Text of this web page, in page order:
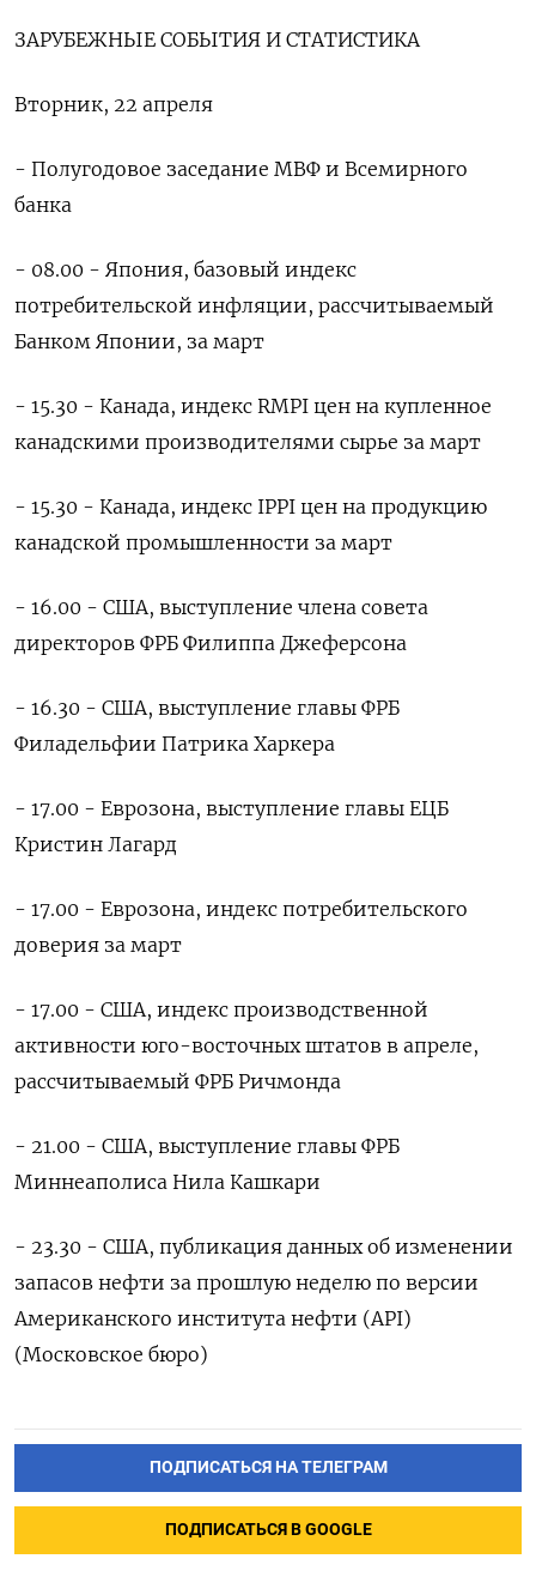
ЗАРУБЕЖНЫЕ СОБЫТИЯ И СТАТИСТИКА
Вторник, 22 апреля
- Полугодовое заседание МВФ и Всемирного
банка
- 08.00 - Япония, базовый индекс
потребительской инфляции, рассчитываемый
Банком Японии, за март
- 15.30 - Канада, индекс RMPI цен на купленное
канадскими производителями сырье за март
- 15.30 - Канада, индекс IPPI цен на продукцию
канадской промышленности за март
- 16.00 - США, выступление члена совета
директоров ФРБ Филиппа Джеферсона
- 16.30 - США, выступление главы ФРБ
Филадельфии Патрика Харкера
- 17.00 - Еврозона, выступление главы ЕЦБ
Кристин Лагард
- 17.00 - Еврозона, индекс потребительского
доверия за март
- 17.00 - США, индекс производственной
активности юго-восточных штатов в апреле,
рассчитываемый ФРБ Ричмонда
- 21.00 - США, выступление главы ФРБ
Миннеаполиса Нила Кашкари
- 23.30 - США, публикация данных об изменении
запасов нефти за прошлую неделю по версии
Американского института нефти (API)
(Московское бюро)
ПОДПИСАТЬСЯ НА ТЕЛЕГРАМ
ПОДПИСАТЬСЯ В GOOGLE